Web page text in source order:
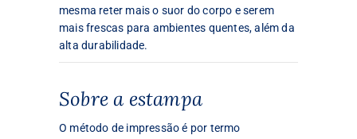
mesma reter mais o suor do corpo e serem
mais frescas para ambientes quentes, além da
alta durabilidade.
Sobre a estampa
O método de impressão é por termo